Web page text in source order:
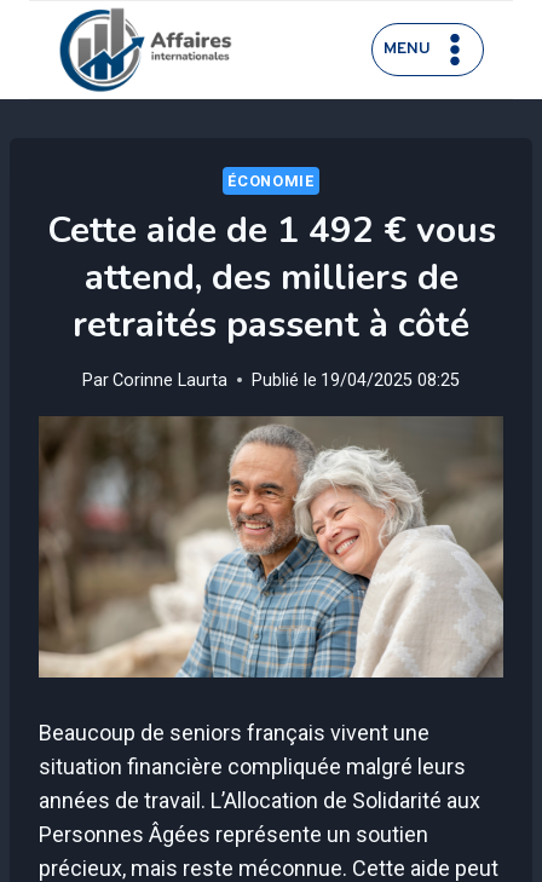
contenu
MENU
ÉCONOMIE
Cette aide de 1 492 € vous
attend, des milliers de
retraités passent à côté
ParCorinne Laurta Publié le 19/04/2025 08:25
Beaucoup de seniors français vivent une
situation financière compliquée malgré leurs
années de travail. L’Allocation de Solidarité aux
Personnes Âgées représente un soutien
précieux, mais reste méconnue. Cette aide peut